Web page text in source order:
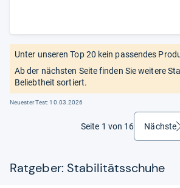
Unter unseren Top 20 kein passendes
Ab der nächsten Seite finden Sie weitere
Beliebtheit sortiert.
Neuester Test:10.03.2026
Seite 1 von 16 Nächste
Ratgeber: Stabilitätsschuhe